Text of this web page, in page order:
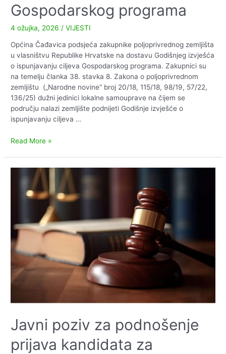
Gospodarskog programa
4 ožujka, 2026 /VIJESTI
Općina Čađavica podsjeća zakupnike poljoprivrednog zemljišta
u vlasništvu Republike Hrvatske na dostavu Godišnjeg izvješća
o ispunjavanju ciljeva Gospodarskog programa. Zakupnici su
na temelju članka 38. stavka 8. Zakona o poljoprivrednom
zemljištu („Narodne novine“ broj 20/18, 115/18, 98/19, 57/22,
136/25) dužni jedinici lokalne samouprave na čijem se
području nalazi zemljište podnijeti Godišnje izvješće o
ispunjavanju ciljeva …
Obavijest
Godišnjeg
izvješća
ispunjavanju
Gospodarskog
programa
Read More »
Javni poziv za podnošenje
prijava kandidata za